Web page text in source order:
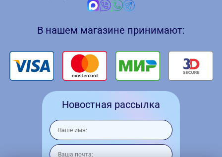
В нашем магазине принимают:
Новостная рассылка